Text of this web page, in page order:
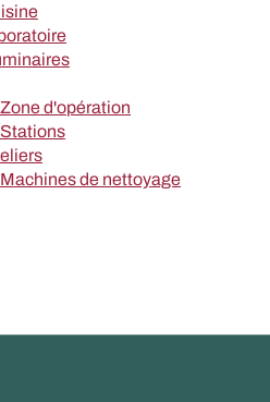
d'opération
de nettoyage